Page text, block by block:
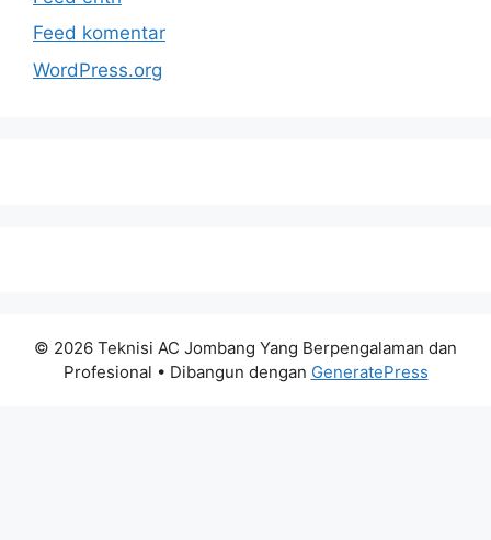
Feed komentar
WordPress.org
© 2026 Teknisi AC Jombang Yang Berpengalaman dan
Profesional • Dibangun dengan GeneratePress